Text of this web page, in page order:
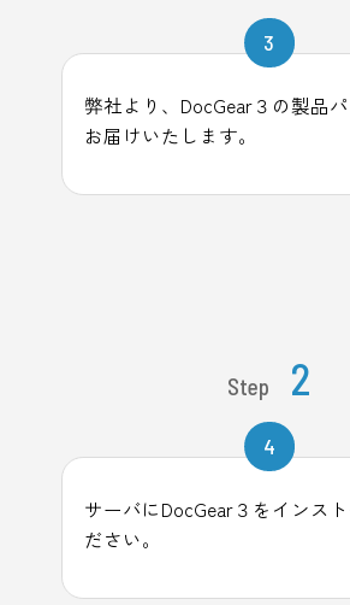
3
弊社より、DocGear３の製品
お届けいたします。
Step 2
4
サーバにDocGear３をインス
ださい。